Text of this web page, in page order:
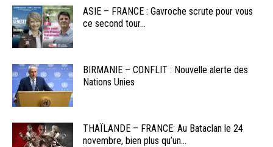
ASIE – FRANCE : Gavroche scrute pour vous
ce second tour...
BIRMANIE – CONFLIT : Nouvelle alerte des
Nations Unies
THAÏLANDE – FRANCE: Au Bataclan le 24
novembre, bien plus qu’un...